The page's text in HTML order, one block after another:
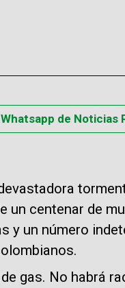
de Noticias
un centenar de
y un número
gas. No habrá